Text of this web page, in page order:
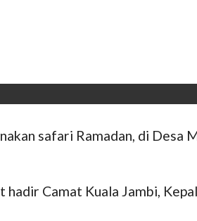
safari Ramadan, di Desa
hadir Camat Kuala Jambi,